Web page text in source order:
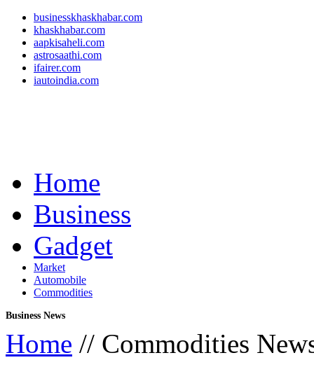
businesskhaskhabar.com
khaskhabar.com
aapkisaheli.com
astrosaathi.com
ifairer.com
iautoindia.com
Home
Business
Gadget
Market
Automobile
Commodities
Business News
Home // Commodities